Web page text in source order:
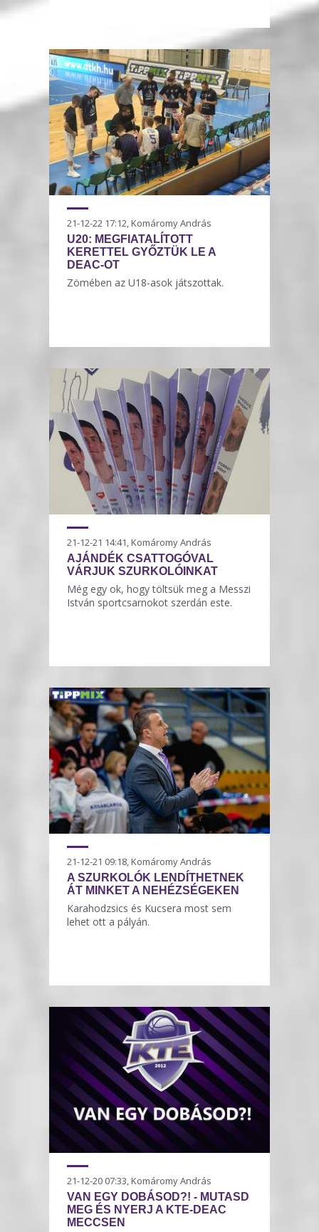
21-12-22 17:12, Komáromy András
U20: MEGFIATALÍTOTT
KERETTEL GYŐZTÜK LE A
DEAC-OT
Zömében az U18-asok játszottak.
21-12-21 14:41, Komáromy András
AJÁNDÉK CSATTOGÓVAL
VÁRJUK SZURKOLÓINKAT
Még egy ok, hogy töltsük meg a Messzi
István sportcsarnokot szerdán este.
21-12-21 09:18, Komáromy András
A SZURKOLÓK LENDÍTHETNEK
ÁT MINKET A NEHÉZSÉGEKEN
Karahodzsics és Kucsera most sem
lehet ott a pályán.
21-12-20 07:33, Komáromy András
VAN EGY DOBÁSOD?! - MUTASD
MEG ÉS NYERJ A KTE-DEAC
MECCSEN